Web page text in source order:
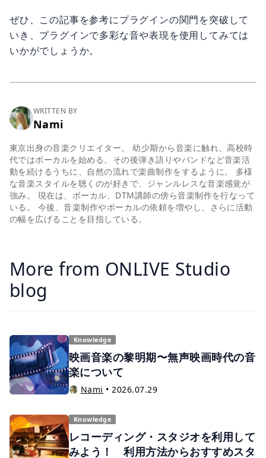
ぜひ、この記事を参考にプラグインの関門を突破して
いき、プラグインで多彩な音や表現を使用してみては
いかがでしょうか。
WRITTEN BY
Nami
東京出身の音楽クリエイター。 幼少期から音楽に触れ、高校時
代ではボーカルを始める。その後弾き語りやバンドなど音楽活
動を続けるうちに、自然の流れで楽曲制作をするように。 多様
な音楽スタイルを聴くのが好きで、ジャンルレスな音楽感覚が
強み。 現在は、ボーカル、DTM講師の傍ら音楽制作を行なって
いる。 今後、音楽制作やボーカルの依頼を増やし、さらに活動
の幅を広げることを目指している。
More from ONLIVE Studio
blog
Knowledge
映画音楽の黎明期〜無声映画時代の音
楽について
Nami •2026.07.29
Knowledge
レコーディング・スタジオを利用して
みよう！ 利用方法からおすすめスタ